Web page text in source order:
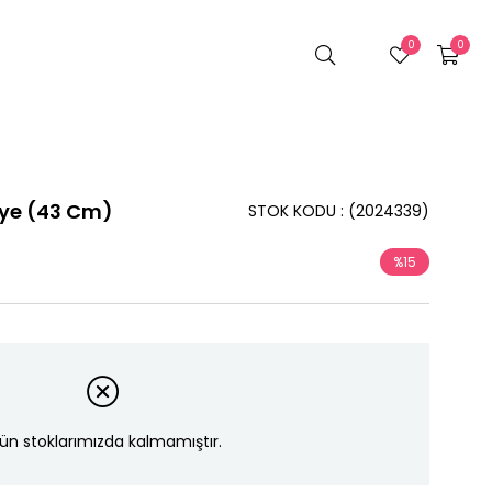
0
0
(43 Cm) (2024339)
STOK KODU
%15
stoklarımızda kalmamıştır.